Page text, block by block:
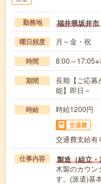
勤務地 福井県坂井市
曜日頻度 月～金・祝
時間 8:00～17:05※
期間
長期【ご応募
能】即日～
時給 時給1200円
交通費
交通費支給有
仕事内容 製造（組立
木製のカウン
す。(派遣)基